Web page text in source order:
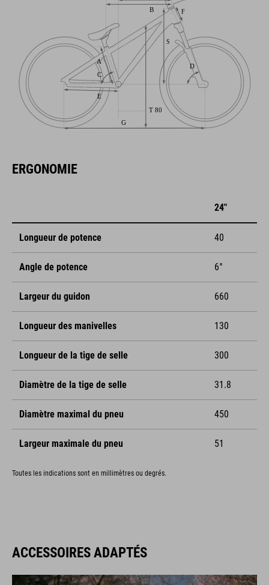
ERGONOMIE
24"
Longueur de potence 40
Angle de potence 6°
Largeur du guidon 660
Longueur des manivelles 130
Longueur de la tige de selle 300
Diamètre de la tige de selle 31.8
Diamètre maximal du pneu 450
Largeur maximale du pneu 51
Toutes les indications sont en millimètres ou degrés.
ACCESSOIRES ADAPTÉS